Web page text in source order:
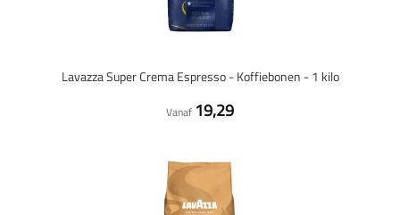
Lavazza Super Crema Espresso - Koffiebonen - 1 kilo
Vanaf 19,29